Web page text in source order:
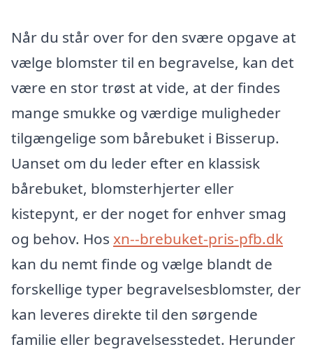
Når du står over for den svære opgave at
vælge blomster til en begravelse, kan det
være en stor trøst at vide, at der findes
mange smukke og værdige muligheder
tilgængelige som bårebuket i Bisserup.
Uanset om du leder efter en klassisk
bårebuket, blomsterhjerter eller
kistepynt, er der noget for enhver smag
og behov. Hos xn--brebuket-pris-pfb.dk
kan du nemt finde og vælge blandt de
forskellige typer begravelsesblomster, der
kan leveres direkte til den sørgende
familie eller begravelsesstedet. Herunder